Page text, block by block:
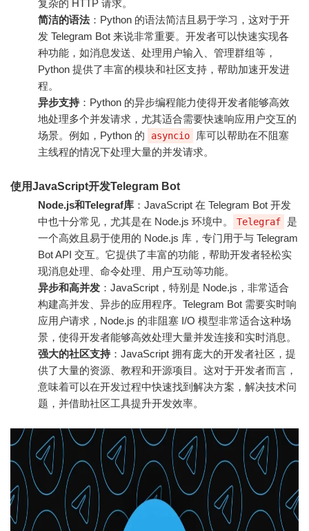
复杂的 HTTP 请求。
简洁的语法：Python 的语法简洁且易于学习，这对于开
发 Telegram Bot 来说非常重要。开发者可以快速实现各
种功能，如消息发送、处理用户输入、管理群组等，
Python 提供了丰富的模块和社区支持，帮助加速开发进
程。
异步支持：Python 的异步编程能力使得开发者能够高效
地处理多个并发请求，尤其适合需要快速响应用户交互的
场景。例如，Python 的
asyncio
库可以帮助在不阻塞
主线程的情况下处理大量的并发请求。
使用JavaScript开发Telegram Bot
Node.js和Telegraf库 ：JavaScript 在 Telegram Bot 开发
中也十分常见，尤其是在 Node.js 环境中。
Telegraf
是
一个高效且易于使用的 Node.js 库，专门用于与 Telegram
Bot API 交互。它提供了丰富的功能，帮助开发者轻松实
现消息处理、命令处理、用户互动等功能。
异步和高并发 ：JavaScript，特别是 Node.js，非常适合
构建高并发、异步的应用程序。Telegram Bot 需要实时响
应用户请求，Node.js 的非阻塞 I/O 模型非常适合这种场
景，使得开发者能够高效处理大量并发连接和实时消息。
强大的社区支持：JavaScript 拥有庞大的开发者社区，提
供了大量的资源、教程和开源项目。这对于开发者而言，
意味着可以在开发过程中快速找到解决方案，解决技术问
题，并借助社区工具提升开发效率。